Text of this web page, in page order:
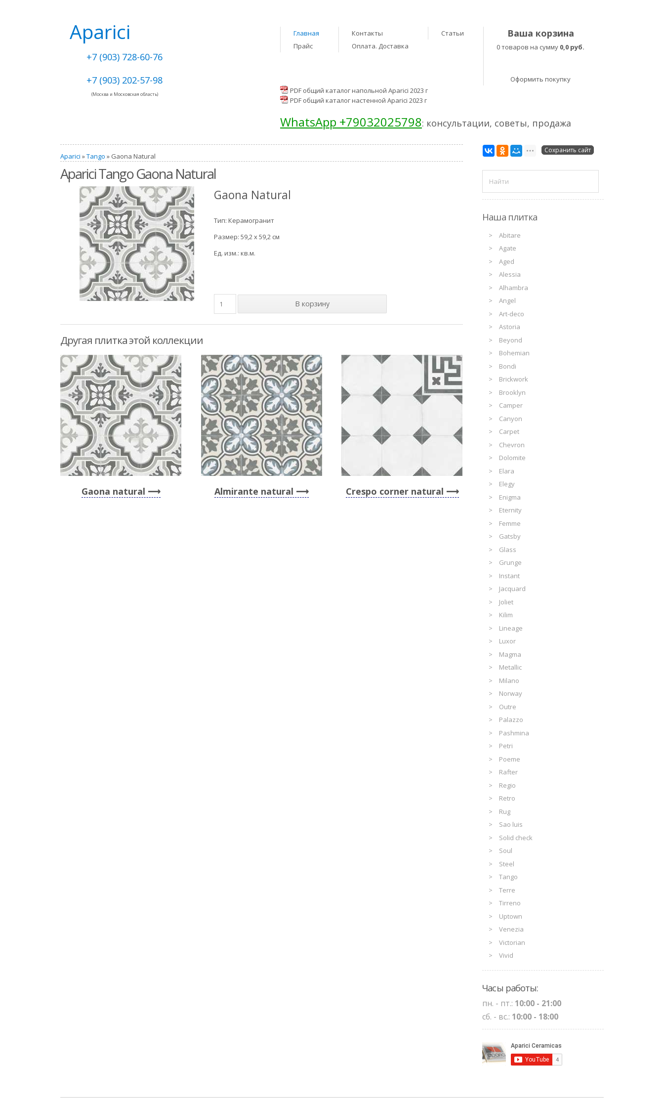
Aparici
+7 (903) 728-60-76
+7 (903) 202-57-98
(Москва и Московская область)
Главная
Прайс
Контакты
Оплата. Доставка
Статьи Ваша корзина
0 товаров на сумму 0,0 руб.
Оформить покупку
PDF общий каталог напольной Aparici 2023 г
PDF общий каталог настенной Aparici 2023 г
WhatsApp +79032025798: консультации, советы, продажа
Aparici »Tango » Gaona Natural
Aparici Tango Gaona Natural
Gaona Natural
Тип: Керамогранит
Размер: 59,2 x 59,2 см
Ед. изм.: кв.м.
Другая плитка этой коллекции
Gaona natural Almirante natural Crespo corner natural
Сохранить сайт
Наша плитка
Abitare
Agate
Aged
Alessia
Alhambra
Angel
Art-deco
Astoria
Beyond
Bohemian
Bondi
Brickwork
Brooklyn
Camper
Canyon
Carpet
Chevron
Dolomite
Elara
Elegy
Enigma
Eternity
Femme
Gatsby
Glass
Grunge
Instant
Jacquard
Joliet
Kilim
Lineage
Luxor
Magma
Metallic
Milano
Norway
Outre
Palazzo
Pashmina
Petri
Poeme
Rafter
Regio
Retro
Rug
Sao luis
Solid check
Soul
Steel
Tango
Terre
Tirreno
Uptown
Venezia
Victorian
Vivid
Часы работы:
пн. - пт.: 10:00 - 21:00
сб. - вс.: 10:00 - 18:00